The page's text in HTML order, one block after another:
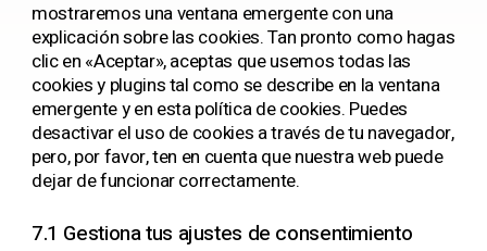
mostraremos una ventana emergente con una
explicación sobre las cookies. Tan pronto como hagas
clic en «Aceptar», aceptas que usemos todas las
cookies y plugins tal como se describe en la ventana
emergente y en esta política de cookies. Puedes
desactivar el uso de cookies a través de tu navegador,
pero, por favor, ten en cuenta que nuestra web puede
dejar de funcionar correctamente.
7.1 Gestiona tus ajustes de consentimiento